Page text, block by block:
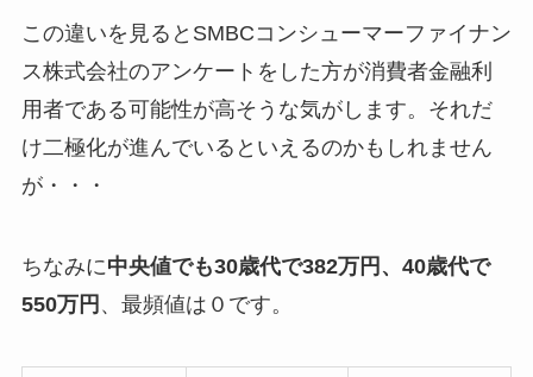
この違いを見るとSMBCコンシューマーファイナン
ス株式会社のアンケートをした方が消費者金融利
用者である可能性が高そうな気がします。それだ
け二極化が進んでいるといえるのかもしれません
が・・・
ちなみに中央値でも30歳代で382万円、40歳代で
550万円 、最頻値は０です。